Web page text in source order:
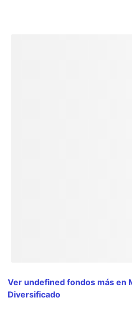
Ver undefined fondos más en
Diversificado